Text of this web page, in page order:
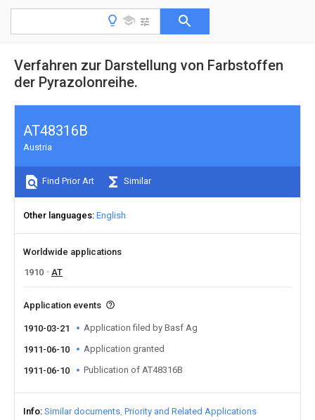
Verfahren zur Darstellung von Farbstoffen
der Pyrazolonreihe.
AT48316B
Austria
Find Prior Art Similar
Other languages English
Worldwide applications
1910
AT
Application events
1910-03-21 Application filed by Basf Ag
1911-06-10 Application granted
1911-06-10 Publication of AT48316B
Info Similar documents Priority and Related Applications